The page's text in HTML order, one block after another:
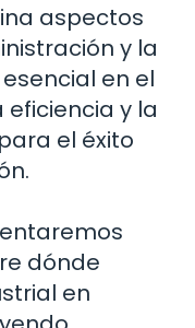
aspectos
y la
en el
y la
el éxito
dónde
en